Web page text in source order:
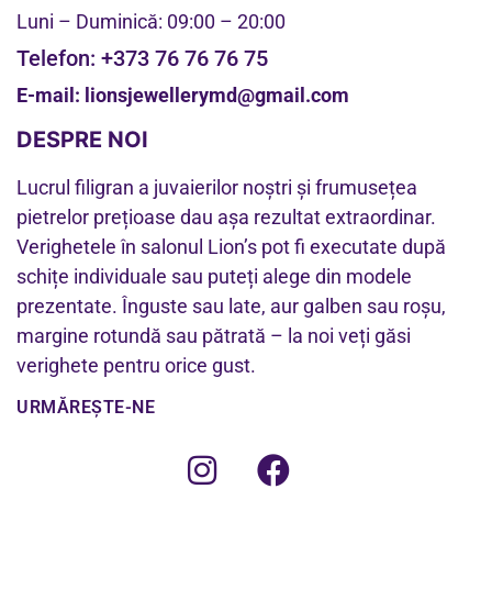
Luni – Duminică: 09:00 – 20:00
Telefon: +373 76 76 76 75
E-mail: lionsjewellerymd@gmail.com
DESPRE NOI
Lucrul filigran a juvaierilor noștri și frumusețea
pietrelor prețioase dau așa rezultat extraordinar.
Verighetele în salonul Lion’s pot fi executate după
schițe individuale sau puteți alege din modele
prezentate. Înguste sau late, aur galben sau roșu,
margine rotundă sau pătrată – la noi veți găsi
verighete pentru orice gust.
URMĂREȘTE-NE